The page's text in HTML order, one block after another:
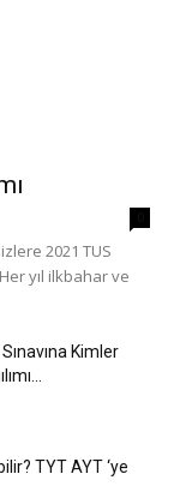
2021 TUS
yıl ilkbahar ve
Kimler
TYT AYT ‘ye